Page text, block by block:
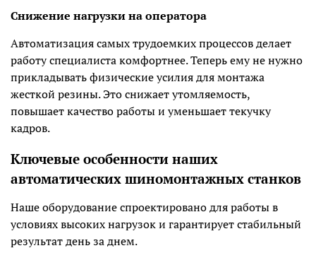
Снижение нагрузки на оператора
Автоматизация самых трудоемких процессов делает
работу специалиста комфортнее. Теперь ему не нужно
прикладывать физические усилия для монтажа
жесткой резины. Это снижает утомляемость,
повышает качество работы и уменьшает текучку
кадров.
Ключевые особенности наших
автоматических шиномонтажных станков
Наше оборудование спроектировано для работы в
условиях высоких нагрузок и гарантирует стабильный
результат день за днем.